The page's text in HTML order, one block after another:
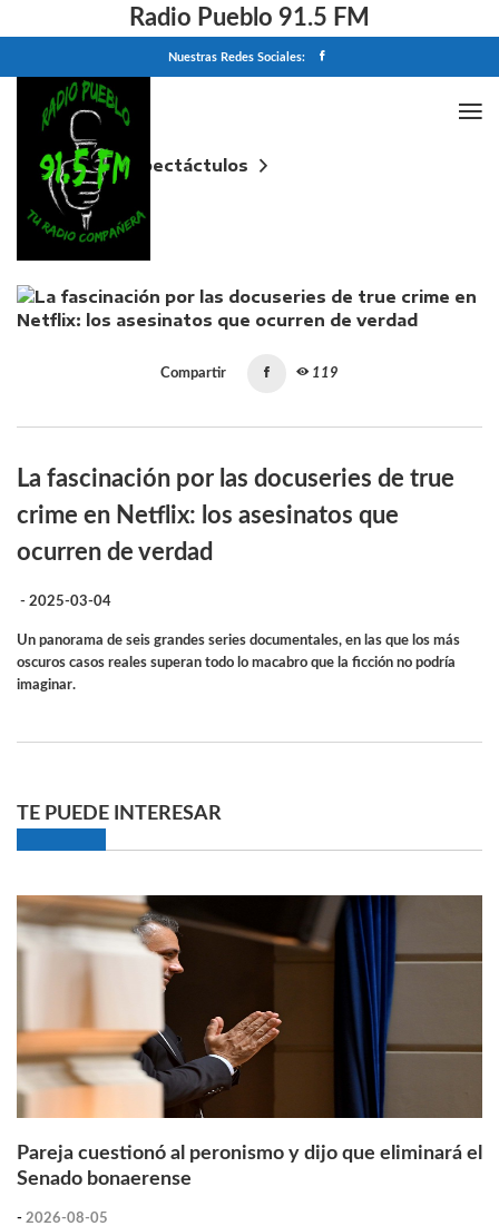
Radio Pueblo 91.5 FM
Nuestras Redes Sociales:
Home
Espectáctulos
La fascinación por las docuseries de true crime en
Netflix: los asesinatos que ocurren de verdad
Compartir 119
La fascinación por las docuseries de true
crime en Netflix: los asesinatos que
ocurren de verdad
- 2025-03-04
Un panorama de seis grandes series documentales, en las que los más
oscuros casos reales superan todo lo macabro que la ficción no podría
imaginar.
TE PUEDE INTERESAR
Pareja cuestionó al peronismo y dijo que eliminará el
Senado bonaerense
- 2026-08-05